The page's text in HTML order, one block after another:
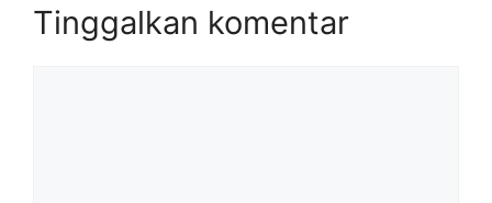
Tinggalkan komentar